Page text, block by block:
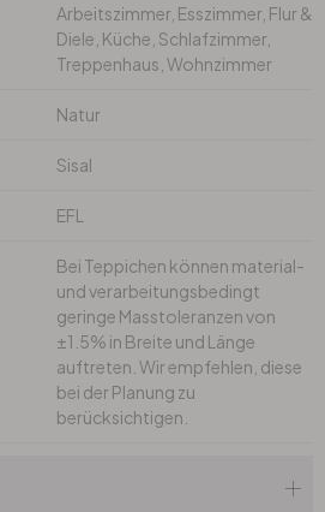
Arbeitszimmer, Esszimmer, Flur &
Diele, Küche, Schlafzimmer,
Treppenhaus, Wohnzimmer
Natur
Sisal
EFL
Bei Teppichen können material-
und verarbeitungsbedingt
geringe Masstoleranzen von
±1.5% in Breite und Länge
auftreten. Wir empfehlen, diese
bei der Planung zu
berücksichtigen.